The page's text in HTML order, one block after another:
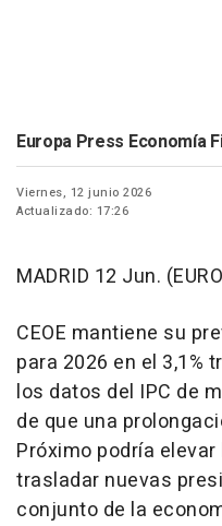
Europa Press Economía
Viernes, 12 junio 2026
Actualizado: 17:26
MADRID 12 Jun.
CEOE mantiene su
para 2026 en el 3,1%
los datos del IPC de
de que una
Próximo podría
trasladar nuevas
conjunto de la